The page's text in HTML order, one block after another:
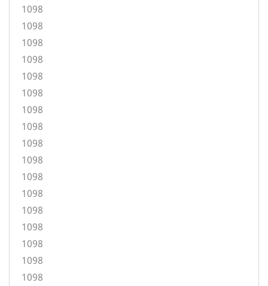
1098
1098
1098
1098
1098
1098
1098
1098
1098
1098
1098
1098
1098
1098
1098
1098
1098